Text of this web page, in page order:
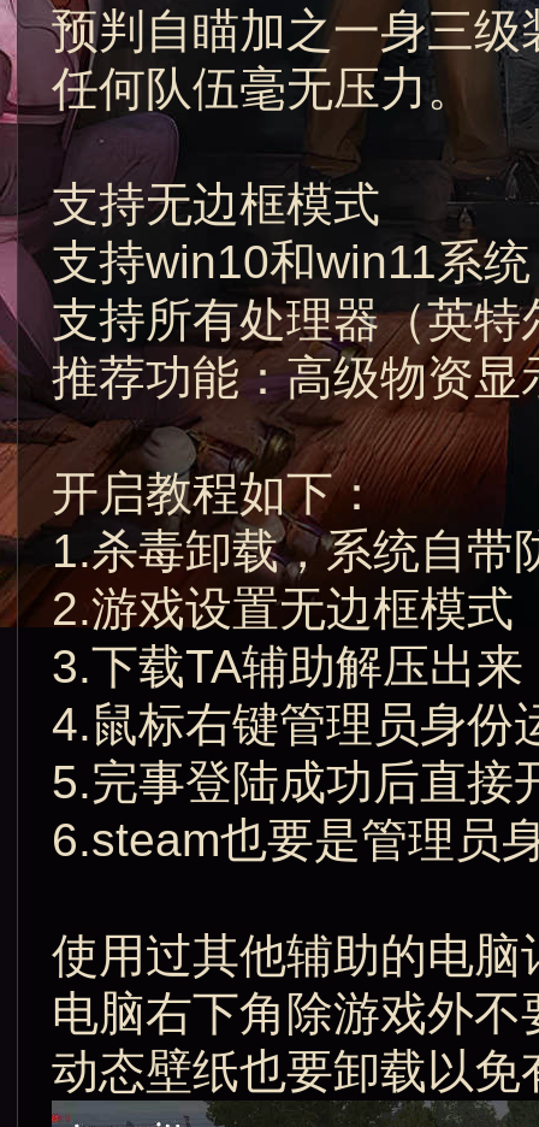
预判自瞄加之一身三级
任何队伍毫无压力。
支持无边框模式
支持win10和win11系统
支持所有处理器（英特
推荐功能：高级物资
开启教程如下：
1.杀毒卸载，系统自带
2.游戏设置无边框模式
3.下载TA辅助解压出来
4.鼠标右键管理员身份
5.完事登陆成功后直接
6.steam也要是管理员
使用过其他辅助的电
电脑右下角除游戏外
动态壁纸也要卸载以免